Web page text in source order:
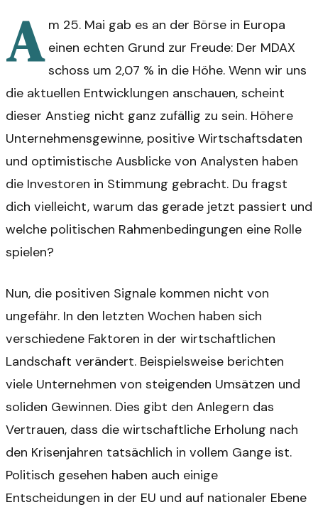
A m 25. Mai gab es an der Börse in Europa
einen echten Grund zur Freude: Der MDAX
schoss um 2,07 % in die Höhe. Wenn wir uns
die aktuellen Entwicklungen anschauen, scheint
dieser Anstieg nicht ganz zufällig zu sein. Höhere
Unternehmensgewinne, positive Wirtschaftsdaten
und optimistische Ausblicke von Analysten haben
die Investoren in Stimmung gebracht. Du fragst
dich vielleicht, warum das gerade jetzt passiert und
welche politischen Rahmenbedingungen eine Rolle
spielen?
Nun, die positiven Signale kommen nicht von
ungefähr. In den letzten Wochen haben sich
verschiedene Faktoren in der wirtschaftlichen
Landschaft verändert. Beispielsweise berichten
viele Unternehmen von steigenden Umsätzen und
soliden Gewinnen. Dies gibt den Anlegern das
Vertrauen, dass die wirtschaftliche Erholung nach
den Krisenjahren tatsächlich in vollem Gange ist.
Politisch gesehen haben auch einige
Entscheidungen in der EU und auf nationaler Ebene